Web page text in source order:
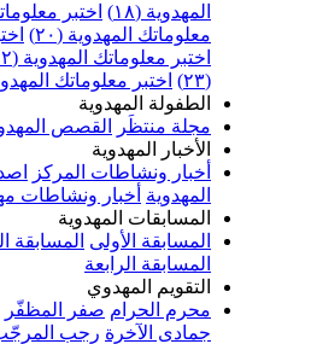
المهدوية (١٨)
اختبر
معلوماتك المهدوية (٢٠)
اختبر معلوماتك المهدوية (٢٢)
(٢٣)
اختبر معلوماتك
الطفولة المهدوية
مجلة منتظَر
القصص
الأخبار المهدوية
أخبار ونشاطات المركز
المهدوية أخبار ونشاطات
المسابقات المهدوية
المسابقة الأولى المسابقة
المسابقة الرابعة
التقويم المهدوي
محرم الحرام صفر المظفّر
جمادى الآخرة رجب